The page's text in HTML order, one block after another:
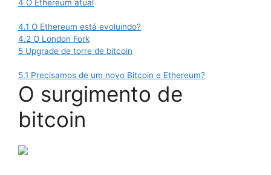
4 O Ethereum atual
4.1 O Ethereum está evoluindo?
4.2 O London Fork
5 Upgrade de torre de bitcoin
5.1 Precisamos de um novo Bitcoin e Ethereum?
O surgimento de
bitcoin